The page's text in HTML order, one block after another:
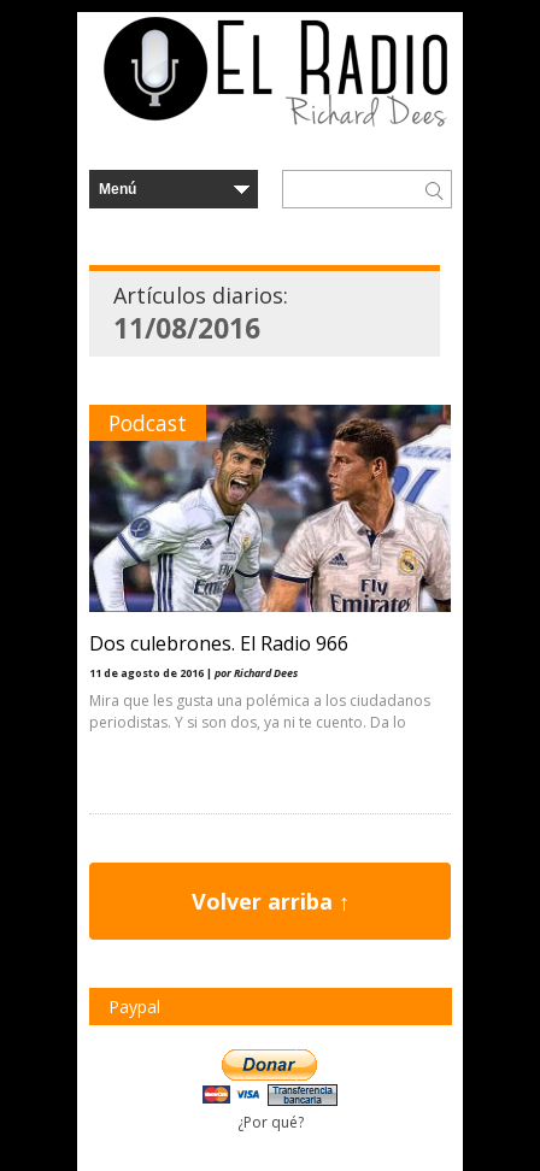
Artículos diarios:
11/08/2016
Podcast
Dos culebrones. El Radio 966
11 de agosto de 2016 | por Richard Dees
Mira que les gusta una polémica a los ciudadanos
periodistas. Y si son dos, ya ni te cuento. Da lo
Volver arriba ↑
Paypal
¿Por qué?